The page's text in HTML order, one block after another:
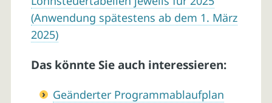
(Anwendung spätestens ab dem 1. März
2025)
Das könnte Sie auch interessieren:
Geänderter Programmablaufplan